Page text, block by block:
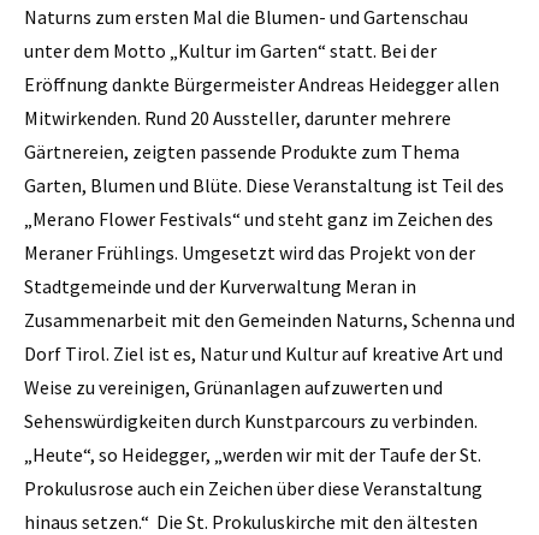
Naturns zum ersten Mal die Blumen- und Gartenschau
unter dem Motto „Kultur im Garten“ statt. Bei der
Eröffnung dankte Bürgermeister Andreas Heidegger allen
Mitwirkenden. Rund 20 Aussteller, darunter mehrere
Gärtnereien, zeigten passende Produkte zum Thema
Garten, Blumen und Blüte. Diese Veranstaltung ist Teil des
„Merano Flower Festivals“ und steht ganz im Zeichen des
Meraner Frühlings. Umgesetzt wird das Projekt von der
Stadtgemeinde und der Kurverwaltung Meran in
Zusammenarbeit mit den Gemeinden Naturns, Schenna und
Dorf Tirol. Ziel ist es, Natur und Kultur auf kreative Art und
Weise zu vereinigen, Grünanlagen aufzuwerten und
Sehenswürdigkeiten durch Kunstparcours zu verbinden.
„Heute“, so Heidegger, „werden wir mit der Taufe der St.
Prokulusrose auch ein Zeichen über diese Veranstaltung
hinaus setzen.“ Die St. Prokuluskirche mit den ältesten